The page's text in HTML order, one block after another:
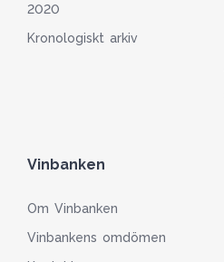
2020
Kronologiskt arkiv
Vinbanken
Om Vinbanken
Vinbankens omdömen